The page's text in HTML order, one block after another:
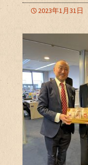
2023年1月31日